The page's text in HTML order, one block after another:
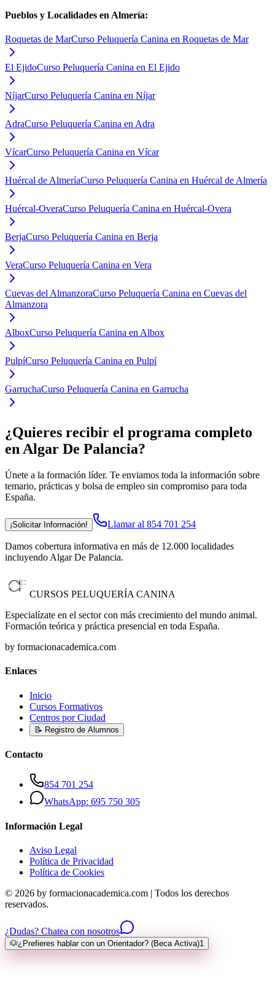
Pueblos y Localidades en Almería:
Roquetas de MarCurso Peluquería Canina en Roquetas de Mar
El EjidoCurso Peluquería Canina en El Ejido
NíjarCurso Peluquería Canina en Níjar
AdraCurso Peluquería Canina en Adra
VícarCurso Peluquería Canina en Vícar
Huércal de AlmeríaCurso Peluquería Canina en Huércal de Almería
Huércal-OveraCurso Peluquería Canina en Huércal-Overa
BerjaCurso Peluquería Canina en Berja
VeraCurso Peluquería Canina en Vera
Cuevas del AlmanzoraCurso Peluquería Canina en Cuevas del
Almanzora
AlboxCurso Peluquería Canina en Albox
PulpíCurso Peluquería Canina en Pulpí
GarruchaCurso Peluquería Canina en Garrucha
¿Quieres recibir el programa completo
en Algar De Palancia?
Únete a la formación líder. Te enviamos toda la información sobre
temario, prácticas y bolsa de empleo sin compromiso para toda
España.
¡Solicitar Información! Llamar al 854 701 254
Damos cobertura informativa en más de 12.000 localidades
incluyendo Algar De Palancia.
CURSOS PELUQUERÍA CANINA
Especialízate en el sector con más crecimiento del mundo animal.
Formación teórica y práctica presencial en toda España.
by formacionacademica.com
Enlaces
Inicio
Cursos Formativos
Centros por Ciudad
📝 Registro de Alumnos
Contacto
854 701 254
WhatsApp: 695 750 305
Información Legal
Aviso Legal
Política de Privacidad
Política de Cookies
© 2026 by formacionacademica.com | Todos los derechos
reservados.
¿Dudas? Chatea con nosotros
🐶¿Prefieres hablar con un Orientador? (Beca Activa)1